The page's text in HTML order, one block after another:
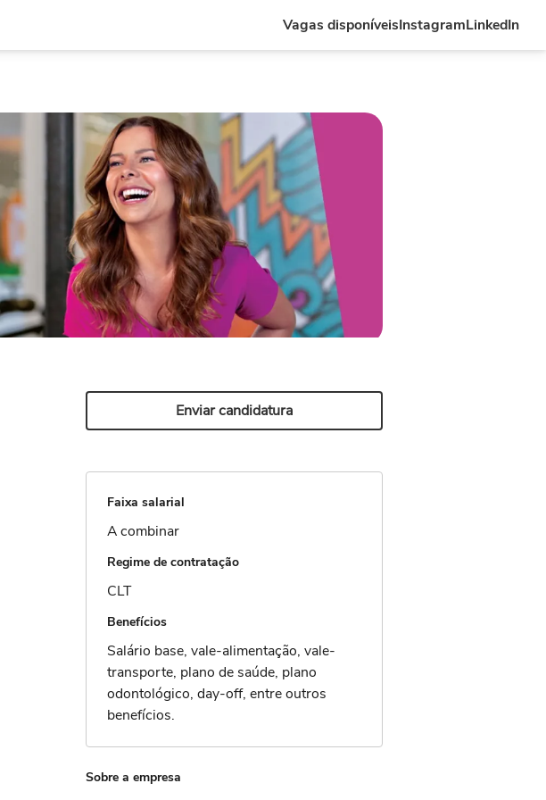
Vagas disponíveisInstagramLinkedIn
Enviar candidatura
Faixa salarial
A combinar
Regime de contratação
CLT
Benefícios
Salário base, vale-alimentação, vale-
transporte, plano de saúde, plano
odontológico, day-off, entre outros
benefícios.
Sobre a empresa